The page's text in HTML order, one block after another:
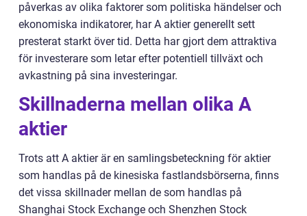
påverkas av olika faktorer som politiska händelser och
ekonomiska indikatorer, har A aktier generellt sett
presterat starkt över tid. Detta har gjort dem attraktiva
för investerare som letar efter potentiell tillväxt och
avkastning på sina investeringar.
Skillnaderna mellan olika A
aktier
Trots att A aktier är en samlingsbeteckning för aktier
som handlas på de kinesiska fastlandsbörserna, finns
det vissa skillnader mellan de som handlas på
Shanghai Stock Exchange och Shenzhen Stock